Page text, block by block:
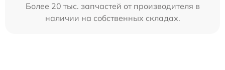
Более 20 тыс. запчастей от производителя в
наличии на собственных складах.